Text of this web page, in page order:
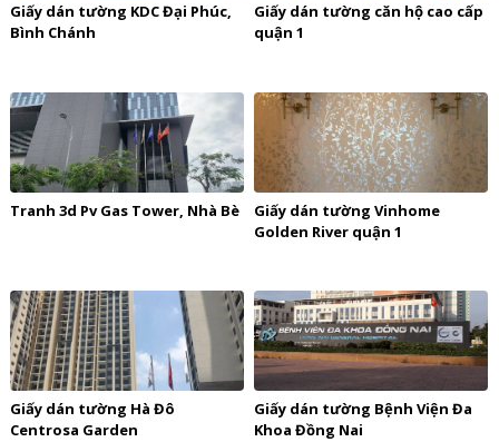
Giấy dán tường KDC Đại Phúc,
Bình Chánh
Giấy dán tường căn hộ cao cấp
quận 1
Tranh 3d Pv Gas Tower, Nhà Bè
Giấy dán tường Vinhome
Golden River quận 1
Giấy dán tường Hà Đô
Centrosa Garden
Giấy dán tường Bệnh Viện Đa
Khoa Đồng Nai